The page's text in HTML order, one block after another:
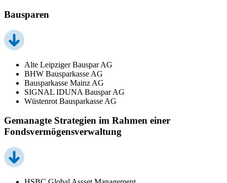
Bausparen
Alte Leipziger Bauspar AG
BHW Bausparkasse AG
Bausparkasse Mainz AG
SIGNAL IDUNA Bauspar AG
Wüstenrot Bausparkasse AG
Gemanagte Strategien im Rahmen einer
Fondsvermögensverwaltung